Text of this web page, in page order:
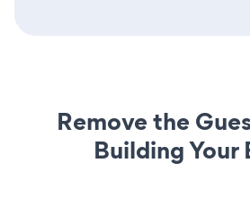
Remove the
Building Your